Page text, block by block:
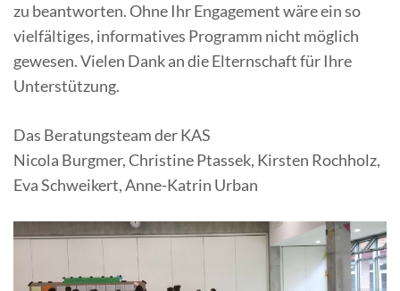
zu beantworten. Ohne Ihr Engagement wäre ein so
vielfältiges, informatives Programm nicht möglich
gewesen. Vielen Dank an die Elternschaft für Ihre
Unterstützung.
Das Beratungsteam der KAS
Nicola Burgmer, Christine Ptassek, Kirsten Rochholz,
Eva Schweikert, Anne-Katrin Urban